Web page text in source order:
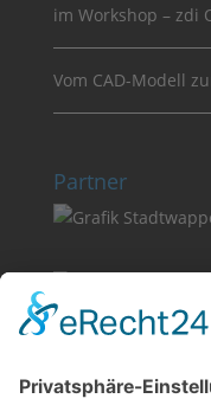
im Workshop – zdi
Vom CAD-Modell
Partner